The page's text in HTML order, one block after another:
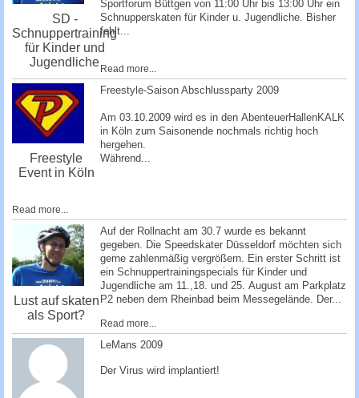
SD -
Schnuppertraining
für Kinder und
Jugendliche
Sportforum Büttgen von 11:00 Uhr bis 13:00 Uhr ein
Schnupperskaten für Kinder u. Jugendliche. Bisher
fehlt...
Read more...
Freestyle
Event in Köln
Freestyle-Saison Abschlussparty 2009
Am 03.10.2009 wird es in den AbenteuerHallenKALK
in Köln zum Saisonende nochmals richtig hoch
hergehen.
Während...
Read more...
Lust auf skaten
als Sport?
Auf der Rollnacht am 30.7 wurde es bekannt
gegeben. Die Speedskater Düsseldorf möchten sich
gerne zahlenmäßig vergrößern. Ein erster Schritt ist
ein Schnuppertrainingspecials für Kinder und
Jugendliche am 11.,18. und 25. August am Parkplatz
P2 neben dem Rheinbad beim Messegelände. Der...
Read more...
­LeMans 2009 ­
­Der Virus wird implantiert!